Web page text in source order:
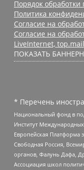
Порядок
Политика
Согласие на
Согласие на
LiveInternet,
ПОКАЗАТЬ
* Перечень
Национальный фонд в
Институт
Европейская Платформа
Свободная Россия,
органов, Фалунь Дафа,
Ассоциация школ